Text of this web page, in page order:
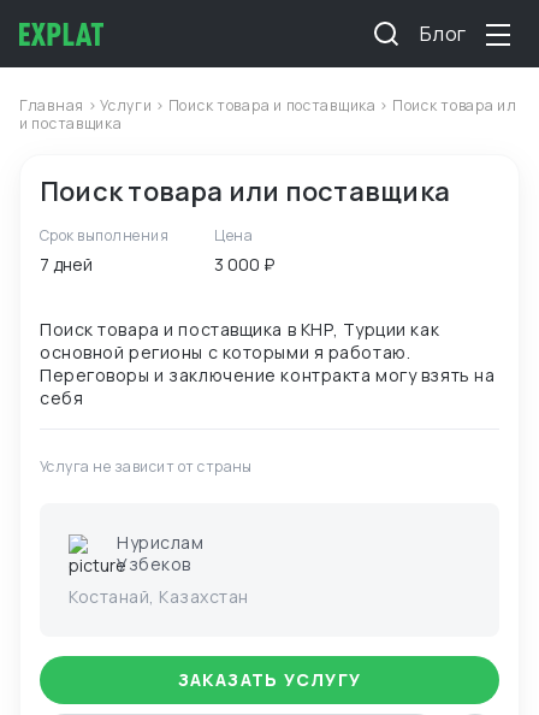
Блог
Главная >Услуги > Поиск товара и поставщика > Поиск товара ил
и поставщика
Поиск товара или поставщика
Срок выполнения
7 дней
Цена
3 000 ₽
Поиск товара и поставщика в КНР, Турции как
основной регионы с которыми я работаю.
Переговоры и заключение контракта могу взять на
Услуга не зависит от страны
Нурислам
Узбеков
Костанай, Казахстан
ЗАКАЗАТЬ УСЛУГУ